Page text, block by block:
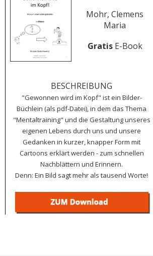
Mohr, Clemens
Maria
GratisE-Book
BESCHREIBUNG
"Gewonnen wird im Kopf" ist ein Bilder-
Büchlein (als pdf-Datei), in dem das Thema
"Mentaltraining" und die Gestaltung unseres
eigenen Lebens durch uns und unsere
Gedanken in kurzer, knapper Form mit
Cartoons erklärt werden - zum schnellen
Nachblättern und Erinnern.
Denn: Ein Bild sagt mehr als tausend Worte!